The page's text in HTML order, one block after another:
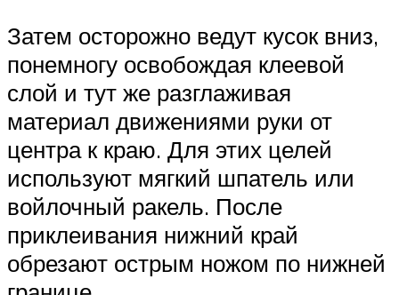
Затем осторожно ведут кусок вниз,
понемногу освобождая клеевой
слой и тут же разглаживая
материал движениями руки от
центра к краю. Для этих целей
используют мягкий шпатель или
войлочный ракель. После
приклеивания нижний край
обрезают острым ножом по нижней